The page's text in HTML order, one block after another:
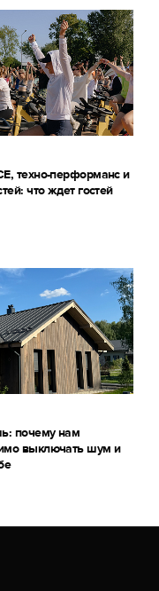
техно-перформанс и
что ждет гостей
почему нам
выключать шум и